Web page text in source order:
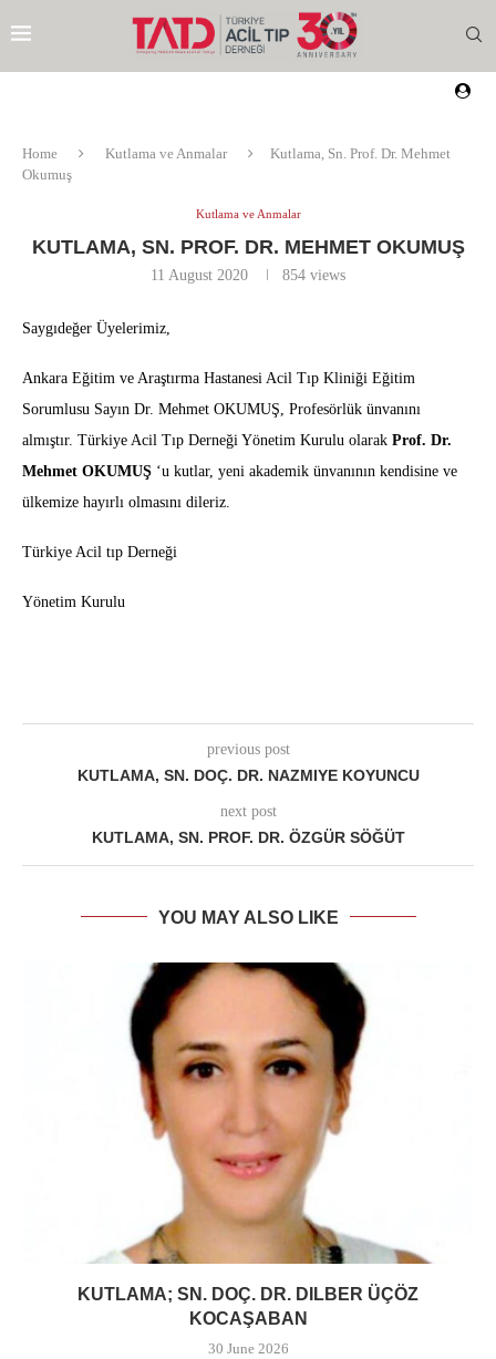
Home Kutlama ve Anmalar
Kutlama, Sn. Prof. Dr. Mehmet
Okumuş
Kutlama ve Anmalar
KUTLAMA, SN. PROF. DR. MEHMET OKUMUŞ
11 August 2020 854 views
Saygıdeğer Üyelerimiz,
Ankara Eğitim ve Araştırma Hastanesi Acil Tıp Kliniği Eğitim
Sorumlusu Sayın Dr. Mehmet OKUMUŞ, Profesörlük ünvanını
almıştır. Türkiye Acil Tıp Derneği Yönetim Kurulu olarak Prof. Dr.
Mehmet OKUMUŞ ‘u kutlar, yeni akademik ünvanının kendisine ve
ülkemize hayırlı olmasını dileriz.
Türkiye Acil tıp Derneği
Yönetim Kurulu
previous post
KUTLAMA, SN. DOÇ. DR. NAZMIYE KOYUNCU
next post
KUTLAMA, SN. PROF. DR. ÖZGÜR SÖĞÜT
YOU MAY ALSO LIKE
KUTLAMA; SN. DOÇ. DR. DILBER ÜÇÖZ
KOCAŞABAN
30 June 2026